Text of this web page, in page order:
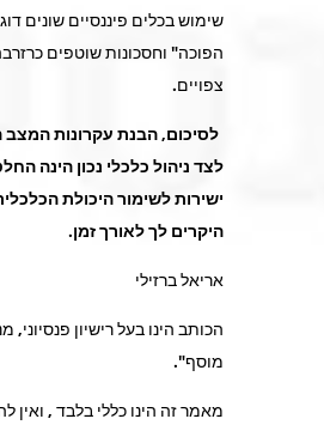
שימוש בכלים פיננסיים שונים
הפוכה" וחסכונות שוטפים
צפויים.
לסיכום, הבנת עקרונות
לצד ניהול כלכלי נכון הינה
ישירות לשימור היכולת
היקרים לך לאורך זמן.
אריאל ברזילי
הכותב הינו בעל רישיון
מוסף".
מאמר זה הינו כללי בלבד , ואין